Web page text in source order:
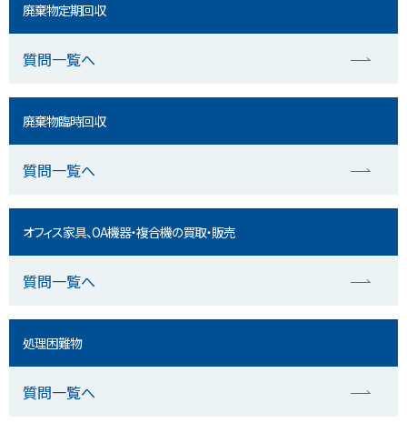
廃棄物定期回収
質問一覧へ
廃棄物臨時回収
質問一覧へ
オフィス家具、OA機器・複合機の買取・販売
質問一覧へ
処理困難物
質問一覧へ